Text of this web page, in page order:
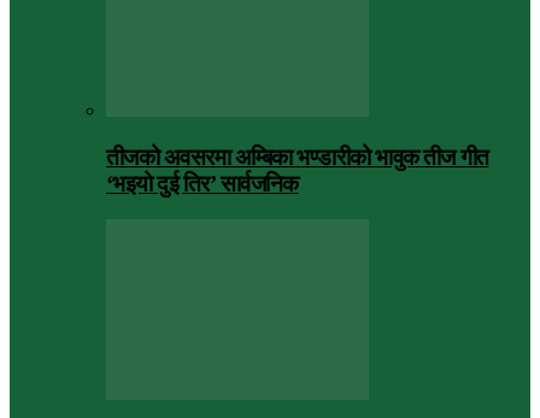
तीजको अवसरमा अम्बिका भण्डारीको भावुक तीज गीत
‘भइयो दुई तिर’ सार्वजनिक